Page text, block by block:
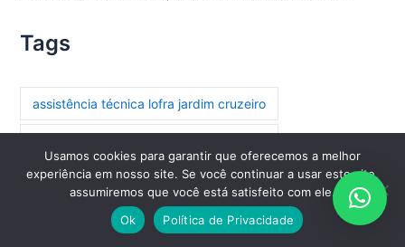
Tags
assistência técnica lofra jardim cruzeiro
assistência técnica lofra paraíso
assistência técnica lofra paraíso do morumbi
Usamos cookies para garantir que oferecemos a melhor
experiência em nosso site. Se você continuar a usar este site,
assumiremos que você está satisfeito com ele.
Ok
Política de Privacidade